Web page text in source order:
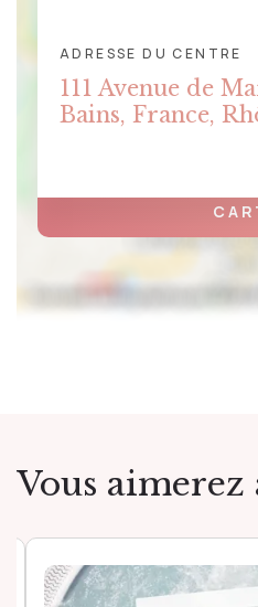
ADRESSE DU CENTRE
111 Avenue de
Bains, France,
Vous aimerez